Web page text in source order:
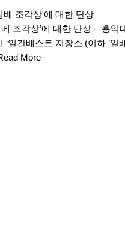
베 조각상'에 대한 단상
조각상’에 대한 단상 - 홍익
간베스트 저장소 (이하 ’일
More